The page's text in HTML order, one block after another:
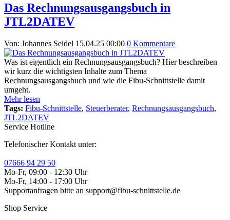
Das Rechnungsausgangsbuch in
JTL2DATEV
Von: Johannes Seidel 15.04.25 00:00 0 Kommentare
Was ist eigentlich ein Rechnungsausgangsbuch? Hier beschreiben
wir kurz die wichtigsten Inhalte zum Thema
Rechnungsausgangsbuch und wie die Fibu-Schnittstelle damit
umgeht.
Mehr lesen
Tags: Fibu-Schnittstelle, Steuerberater, Rechnungsausgangsbuch,
JTL2DATEV
Service Hotline
Telefonischer Kontakt unter:
07666 94 29 50
Mo-Fr, 09:00 - 12:30 Uhr
Mo-Fr, 14:00 - 17:00 Uhr
Supportanfragen bitte an support@fibu-schnittstelle.de
Shop Service